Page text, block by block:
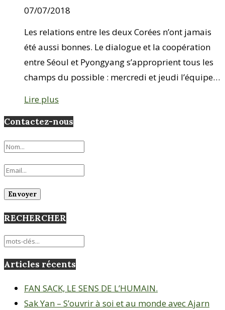
07/07/2018
Les relations entre les deux Corées n’ont jamais
été aussi bonnes. Le dialogue et la coopération
entre Séoul et Pyongyang s’approprient tous les
champs du possible : mercredi et jeudi l’équipe…
Lire plus
Contactez-nous
RECHERCHER
Articles récents
FAN SACK, LE SENS DE L’HUMAIN.
Sak Yan – S’ouvrir à soi et au monde avec Ajarn